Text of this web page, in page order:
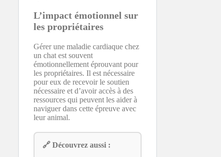
L’impact émotionnel sur
les propriétaires
Gérer une maladie cardiaque chez
un chat est souvent
émotionnellement éprouvant pour
les propriétaires. Il est nécessaire
pour eux de recevoir le soutien
nécessaire et d’avoir accès à des
ressources qui peuvent les aider à
naviguer dans cette épreuve avec
leur animal.
🔗 Découvrez aussi :